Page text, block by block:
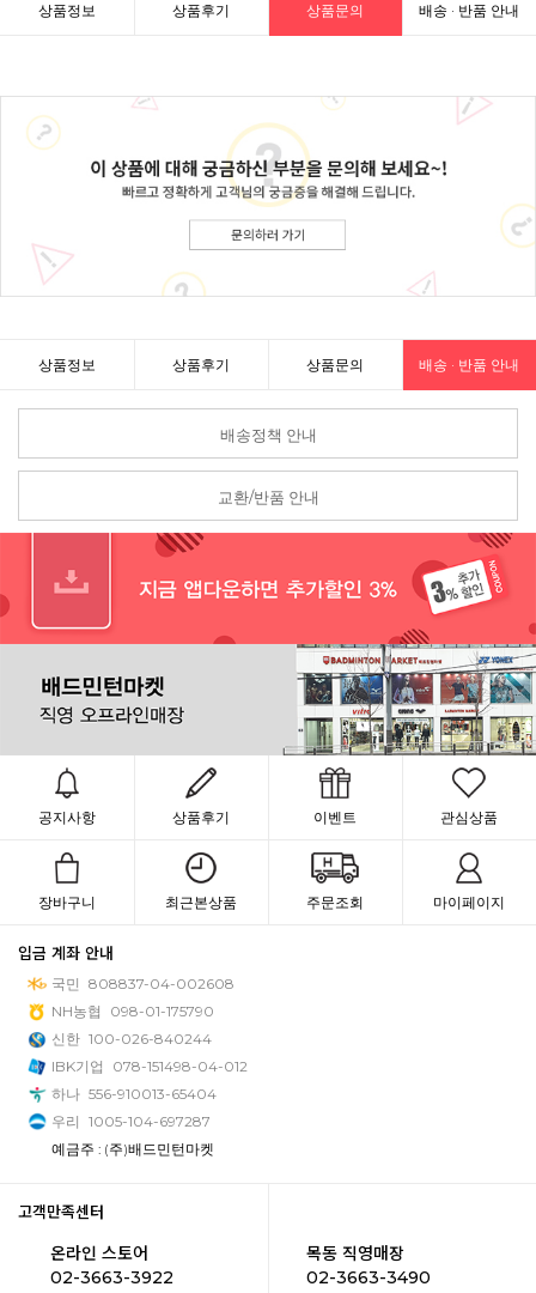
상품정보 상품후기 상품문의 배송 · 반품 안내
상품정보 상품후기 상품문의 배송 · 반품 안내
배송정책 안내
교환/반품 안내
공지사항 상품후기 이벤트 관심상품
장바구니 최근본상품 주문조회 마이페이지
입금 계좌 안내
국민 808837-04-002608
NH농협
098-01-175790
신한 100-026-840244
IBK기업
078-151498-04-012
하나 556-910013-65404
우리 1005-104-697287
예금주 : (주)배드민턴마켓
고객만족센터
온라인 스토어
02-3663-3922
목동 직영매장
02-3663-3490